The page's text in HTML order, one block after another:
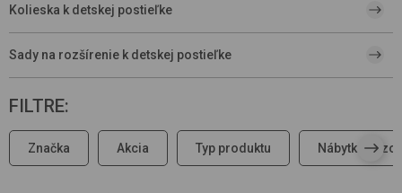
Kolieska k detskej postieľke
Sady na rozšírenie k detskej postieľke
FILTRE:
Značka Akcia Typ produktu Nábytková